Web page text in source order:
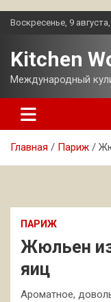
Перейти
Воскресенье, 9
Kitchen
Международный
Главная Париж
ПАРИЖ
Жюльен
яиц
Ароматное,